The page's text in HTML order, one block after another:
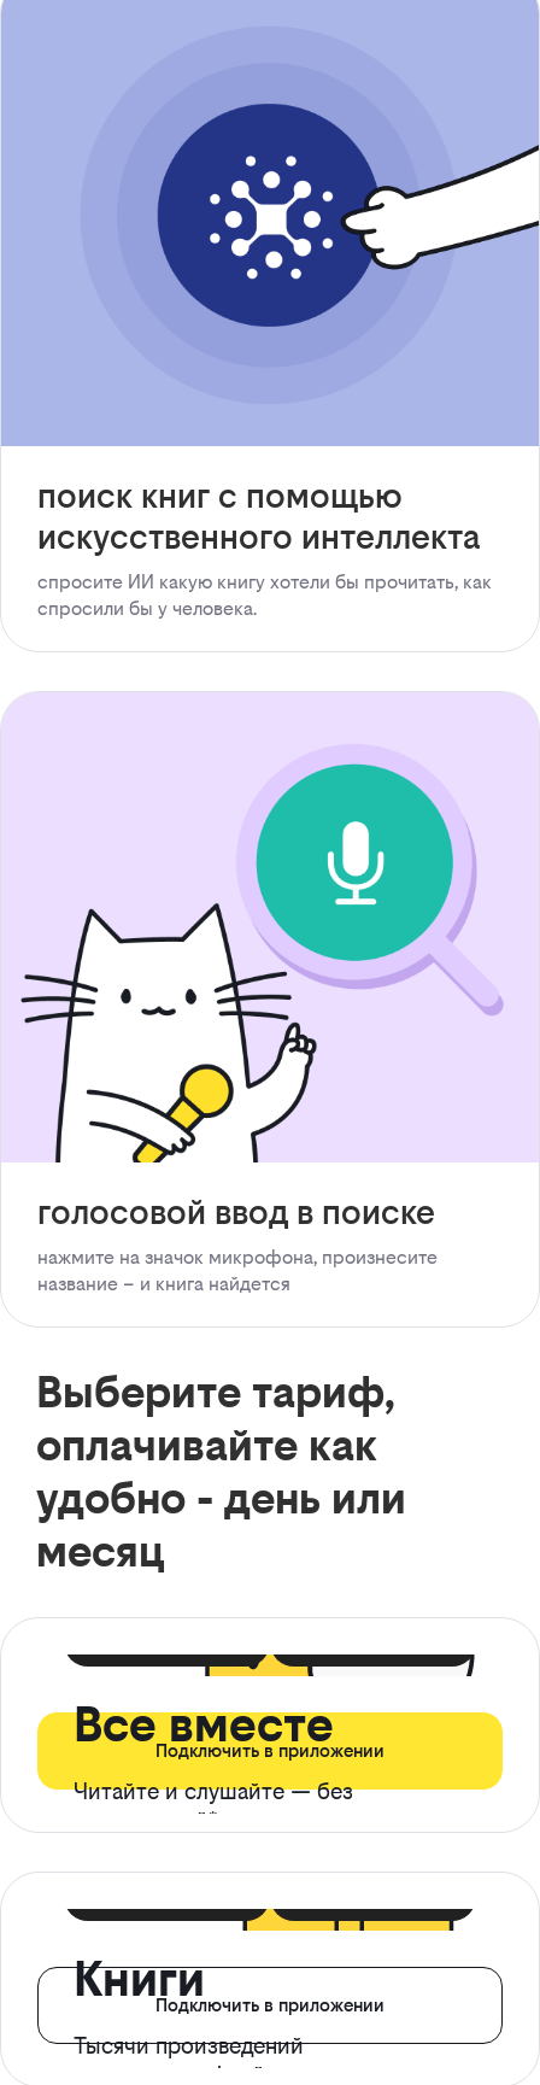
поиск книг с помощью
искусственного интеллекта
спросите ИИ какую книгу хотели бы прочитать, как
спросили бы у человека.
голосовой ввод в поиске
нажмите на значок микрофона, произнесите
название – и книга найдется
Выберите тариф,
оплачивайте как
удобно - день или
месяц
Все вместе
Читайте и слушайте — без
ограничений*
Подключить в приложении
Книги
Тысячи произведений
с доступом офлайн
Подключить в приложении